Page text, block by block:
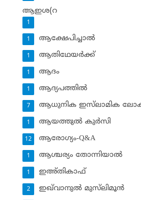
ആഇശ(റ
1
ആക്ഷേപിച്ചാല്‍
1
ആതിഥേയര്‍ക്ക്
1
ആദം
1
ആദ്യപത്തില്‍
1
ആധുനിക ഇസ്‌ലാമിക
7
ആയത്തുല്‍ കുര്‍സി
1
ആരോഗ്യം-Q&A
12
ആശ്ചര്യം തോന്നിയാല്‍
1
ഇഅ്തികാഫ്‌
1
ഇഖ്‌വാനുല്‍ മുസ്‌ലിമൂന്‍
2